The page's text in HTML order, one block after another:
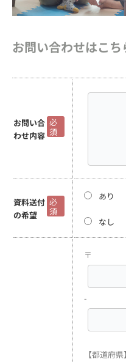
お問い合わせはこち
必
須
お問い合
わせ内容
必
須
資料送付
の希望
あり
なし
〒
-
【都道府県】